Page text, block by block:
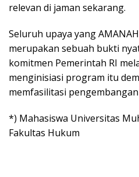
relevan di jaman sekarang.
Seluruh upaya yang
merupakan sebuah bukti
komitmen Pemerintah RI
menginisiasi program itu
memfasilitasi
*) Mahasiswa Universitas
Fakultas Hukum